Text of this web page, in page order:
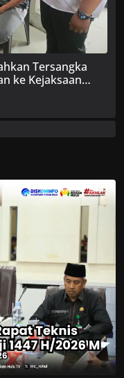
Tersangka
ke Kejaksaan